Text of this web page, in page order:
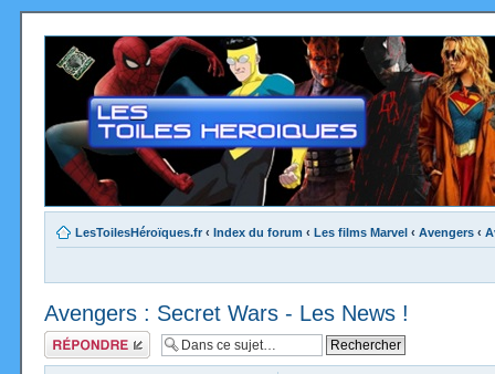
LesToilesHéroïques.fr ‹ Index du forum ‹ Les films Marvel ‹ Avengers ‹
Avengers : Secret Wars - Les News !
Répondre